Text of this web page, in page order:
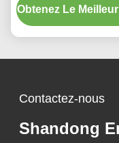
composants
de précision
Obtenez Le
Contactez-nous
Shandong